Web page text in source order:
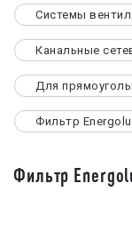
Системы
Канальные
Для
Фильтр
Фильтр